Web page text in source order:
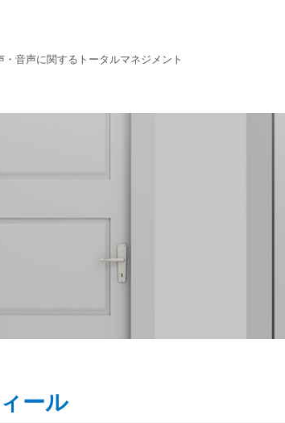
・音声に関するトータルマネジメント
ール